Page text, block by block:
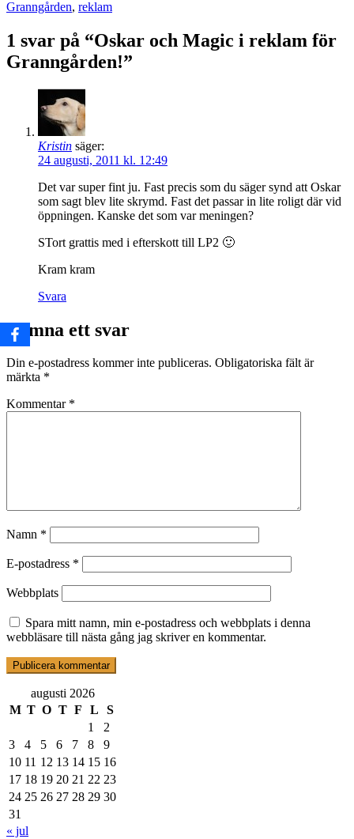
Granngården, reklam
1 svar på “Oskar och Magic i reklam för
Granngården!”
Kristin säger:
24 augusti, 2011 kl. 12:49
Det var super fint ju. Fast precis som du säger synd att Oskar
som sagt blev lite skrymd. Fast det passar in lite roligt där vid
öppningen. Kanske det som var meningen?
STort grattis med i efterskott till LP2 🙂
Kram kram
Svara
Lämna ett svar
Din e-postadress kommer inte publiceras. Obligatoriska fält är
märkta *
Kommentar *
Namn *
E-postadress *
Webbplats
Spara mitt namn, min e-postadress och webbplats i denna
webbläsare till nästa gång jag skriver en kommentar.
augusti 2026
M T O T F L
S
1
2
3
4 5 6 7 8
9
10 11 12 13 14 15 16
17 18 19 20 21 22 23
24 25 26 27 28 29 30
31
« jul